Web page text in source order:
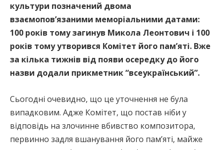
культури позначений двома
взаємопов’язаними меморіальними датами:
100 років тому загинув Микола Леонтович і 100
років тому утворився Комітет його пам’яті. Вже
за кілька тижнів від появи осередку до його
назви додали прикметник “всеукраїнський”.
Сьогодні очевидно, що це уточнення не була
випадковим. Адже Комітет, що постав ніби у
відповідь на злочинне вбивство композитора,
первинно задля вшанування його пам’яті, майже